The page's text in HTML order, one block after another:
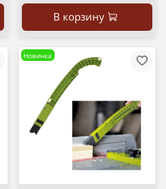
В корзину
Новинка